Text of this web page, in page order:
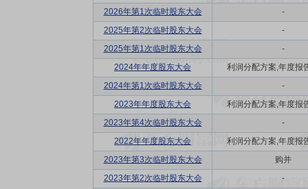
2026年第1次临时股东大会
-
2025年第2次临时股东大会
-
2025年第1次临时股东大会
-
2024年年度股东大会
利润分配方案,年度报
2024年第1次临时股东大会
-
2023年年度股东大会
利润分配方案,年度报
2023年第4次临时股东大会
-
2022年年度股东大会
利润分配方案,年度报
2023年第3次临时股东大会
购并
2023年第2次临时股东大会
-